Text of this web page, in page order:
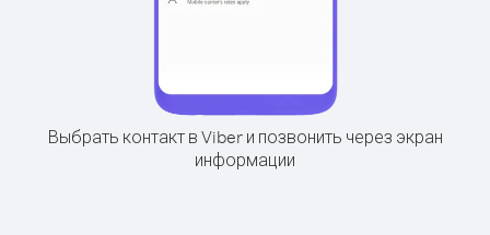
Выбрать контакт в Viber и позвонить через экран
информации